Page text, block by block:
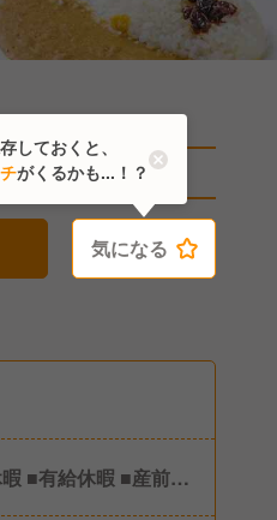
中
気になる
■有給休暇 ■産前産
気になる
しておくと、
がくるかも...！？